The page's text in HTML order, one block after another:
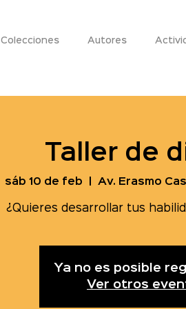
Colecciones Autores
Taller de
sáb 10 de feb Av. Erasmo
¿Quieres desarrollar tus
Ya no es posible
Ver otros